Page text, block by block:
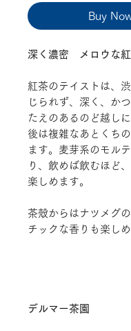
Buy
深く濃密 メロウな
紅茶のテイストは、
じられず、深く、か
たえのあるのど越し
後は複雑なあとくち
ます。麦芽系のモル
り、飲めば飲むほど
楽しめます。
茶殻からはナツメグ
チックな香りも楽しめ
デルマー茶園